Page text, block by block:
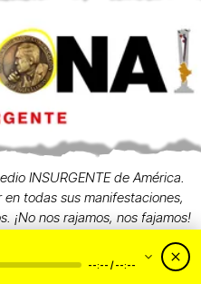
INSURGENTE de América.
todas sus manifestaciones,
¡No nos rajamos, nos fajamos!
2024. Al centro, Premio
Llergo" 2023 al mejor medio
Estatal de Periodismo
--:-- / --:--